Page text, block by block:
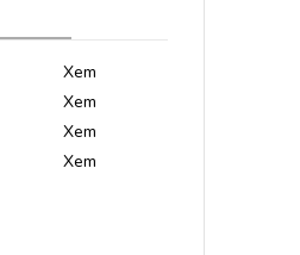
Xem
Xem
Xem
Xem